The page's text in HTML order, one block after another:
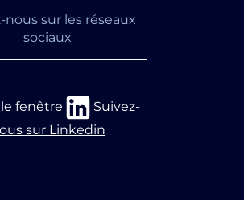
nous sur les réseaux
sociaux
fenêtre
Suivez-
sur Linkedin